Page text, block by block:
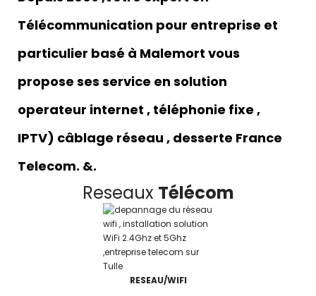
Télécommunication pour entreprise et
particulier basé à Malemort vous
propose ses service en solution
operateur internet , téléphonie fixe ,
IPTV) câblage réseau , desserte France
Telecom. &.
Reseaux Télécom
RESEAU/WIFI